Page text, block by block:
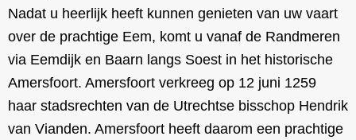
Over de vereniging
Nadat u heerlijk heeft kunnen genieten van uw vaart
over de prachtige Eem, komt u vanaf de Randmeren
via Eemdijk en Baarn langs Soest in het historische
Amersfoort. Amersfoort verkreeg op 12 juni 1259
haar stadsrechten van de Utrechtse bisschop Hendrik
van Vianden. Amersfoort heeft daarom een prachtige